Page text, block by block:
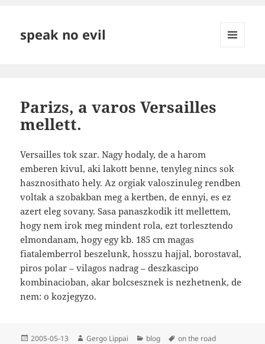
speak no evil
Parizs, a varos Versailles
mellett.
Versailles tok szar. Nagy hodaly, de a harom
emberen kivul, aki lakott benne, tenyleg nincs sok
hasznosithato hely. Az orgiak valoszinuleg rendben
voltak a szobakban meg a kertben, de ennyi, es ez
azert eleg sovany. Sasa panaszkodik itt mellettem,
hogy nem irok meg mindent rola, ezt torlesztendo
elmondanam, hogy egy kb. 185 cm magas
fiatalemberrol beszelunk, hosszu hajjal, borostaval,
piros polar – vilagos nadrag – deszkascipo
kombinacioban, akar bolcsesznek is nezhetnenk, de
nem: o kozjegyzo.
Közzétéve
2005-05-13 Szerző
Gergo Lippai Kategória
blog Címke
on the road